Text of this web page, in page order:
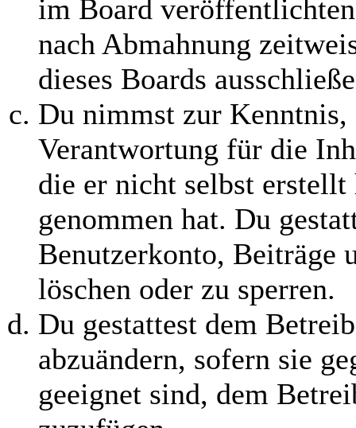
im Board
nach Abmahnung
dieses Boards
Du nimmst zur Kenntnis,
Verantwortung für die
die er nicht selbst
genommen hat. Du
Benutzerkonto, Beiträge
löschen oder zu sperren.
Du gestattest dem
abzuändern, sofern sie
geeignet sind, dem